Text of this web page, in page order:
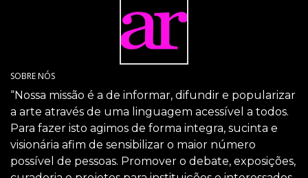
SOBRE NÓS
“Nossa missão é a de informar, difundir e popularizar
a arte através de uma linguagem acessível a todos.
Para fazer isto agimos de forma integra, sucinta e
visionária afim de sensibilizar o maior número
possível de pessoas. Promover o debate, exposições,